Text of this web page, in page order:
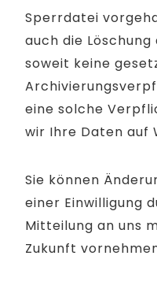
Sperrdatei
auch die
soweit keine
eine solche
wir Ihre Daten auf
Sie können
einer Einwilligung
Mitteilung an uns
Zukunft